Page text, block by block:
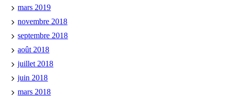
mars 2019
novembre 2018
septembre 2018
août 2018
juillet 2018
juin 2018
mars 2018